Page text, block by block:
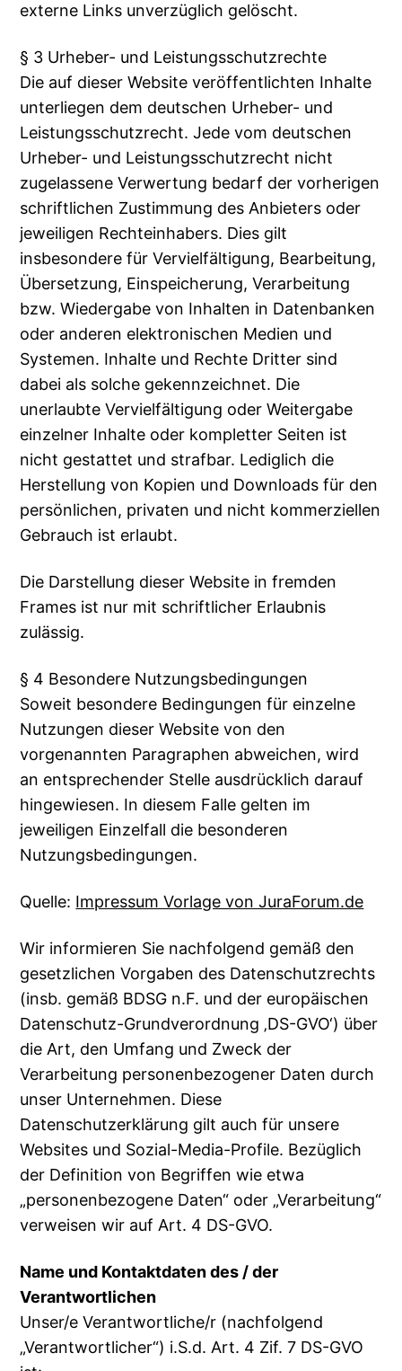
externe Links unverzüglich gelöscht.
§ 3 Urheber- und Leistungsschutzrechte
Die auf dieser Website veröffentlichten Inhalte
unterliegen dem deutschen Urheber- und
Leistungsschutzrecht. Jede vom deutschen
Urheber- und Leistungsschutzrecht nicht
zugelassene Verwertung bedarf der vorherigen
schriftlichen Zustimmung des Anbieters oder
jeweiligen Rechteinhabers. Dies gilt
insbesondere für Vervielfältigung, Bearbeitung,
Übersetzung, Einspeicherung, Verarbeitung
bzw. Wiedergabe von Inhalten in Datenbanken
oder anderen elektronischen Medien und
Systemen. Inhalte und Rechte Dritter sind
dabei als solche gekennzeichnet. Die
unerlaubte Vervielfältigung oder Weitergabe
einzelner Inhalte oder kompletter Seiten ist
nicht gestattet und strafbar. Lediglich die
Herstellung von Kopien und Downloads für den
persönlichen, privaten und nicht kommerziellen
Gebrauch ist erlaubt.
Die Darstellung dieser Website in fremden
Frames ist nur mit schriftlicher Erlaubnis
zulässig.
§ 4 Besondere Nutzungsbedingungen
Soweit besondere Bedingungen für einzelne
Nutzungen dieser Website von den
vorgenannten Paragraphen abweichen, wird
an entsprechender Stelle ausdrücklich darauf
hingewiesen. In diesem Falle gelten im
jeweiligen Einzelfall die besonderen
Nutzungsbedingungen.
Quelle: Impressum Vorlage von JuraForum.de
Wir informieren Sie nachfolgend gemäß den
gesetzlichen Vorgaben des Datenschutzrechts
(insb. gemäß BDSG n.F. und der europäischen
Datenschutz-Grundverordnung ‚DS-GVO‘) über
die Art, den Umfang und Zweck der
Verarbeitung personenbezogener Daten durch
unser Unternehmen. Diese
Datenschutzerklärung gilt auch für unsere
Websites und Sozial-Media-Profile. Bezüglich
der Definition von Begriffen wie etwa
„personenbezogene Daten“ oder „Verarbeitung“
verweisen wir auf Art. 4 DS-GVO.
Name und Kontaktdaten des / der
Verantwortlichen
Unser/e Verantwortliche/r (nachfolgend
„Verantwortlicher“) i.S.d. Art. 4 Zif. 7 DS-GVO